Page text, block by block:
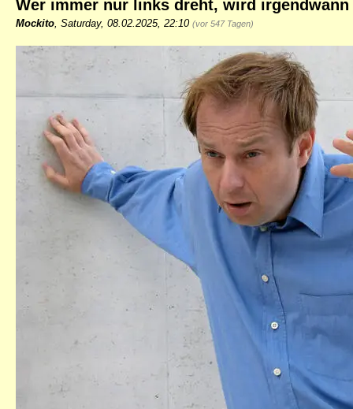
Wer immer nur links dreht, wird
Mockito Saturday, 08.02.2025, 22:10 (vor 547 Tagen)